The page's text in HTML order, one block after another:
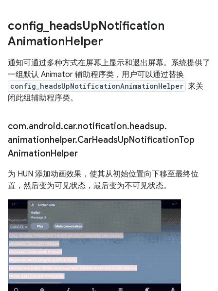
config headsUpNotification
AnimationHelper
通知可通过多种方式在屏幕上显示和退出屏幕。系统提供了
一组默认 Animator 辅助程序类，用户可以通过替换
config_headsUpNotificationAnimationHelper 来关
闭此组辅助程序类。
com.android.car.notification.headsup.
animationhelper.CarHeadsUpNotificationTop
AnimationHelper
为 HUN 添加动画效果，使其从初始位置向下移至最终位
置，然后变为可见状态，最后变为不可见状态。